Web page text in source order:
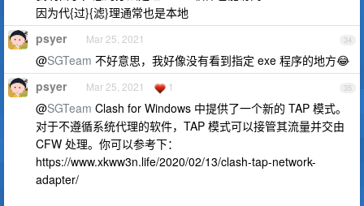
因为代{过}{滤}理通常也是本地
34
psyer Mar 25, 2021
@SGTeam 不好意思，我好像没有看到指定 exe 程序的地方😂
35
psyer Mar 25, 2021 1
@SGTeam Clash for Windows 中提供了一个新的 TAP 模式。
对于不遵循系统代理的软件，TAP 模式可以接管其流量并交由
CFW 处理。你可以参考下：
https://www.xkww3n.life/2020/02/13/clash-tap-network-
adapter/